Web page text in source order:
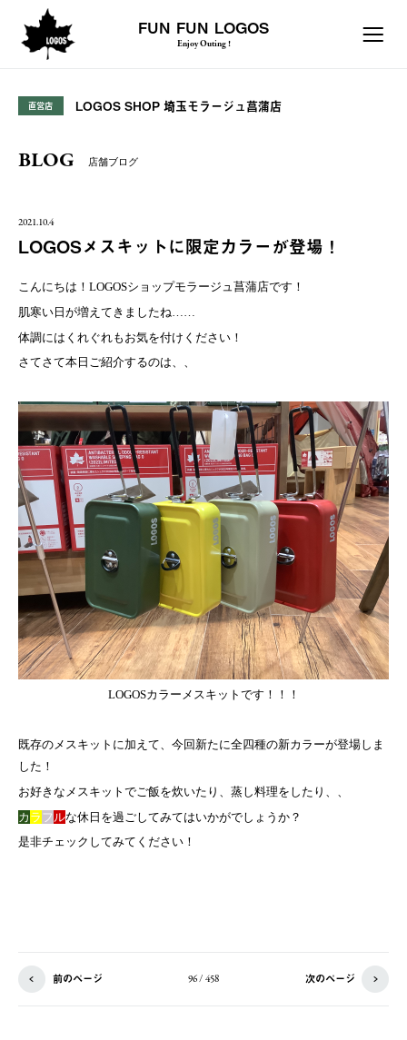
FUN FUN LOGOS
Enjoy Outing !
直営店 LOGOS SHOP 埼玉モラージュ菖蒲店
BLOG 店舗ブログ
2021.10.4
LOGOSメスキットに限定カラーが登場！
こんにちは！ LOGOSショップモラージュ菖蒲店です！
肌寒い日が増えてきましたね……
体調にはくれぐれもお気を付けください！
さてさて本日ご紹介するのは、、
LOGOSカラー メスキットです！！！
既存のメスキットに加えて、今回新たに全四種の新カラーが登場しま
した！
お好きなメスキットでご飯を炊いたり、蒸し料理をしたり、、
カ ラ フ ルな休日を過ごしてみてはいかがでしょうか？
是非チェックしてみてください！
前のページ 96 / 458 次のページ